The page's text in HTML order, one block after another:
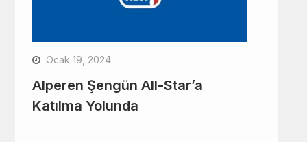
Ocak 19, 2024
Alperen Şengün All-Star’a
Katılma Yolunda